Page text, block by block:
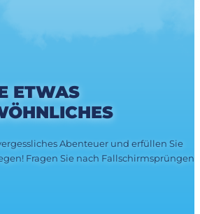
ETWAS
Abenteuer und erfüllen Sie
Fragen Sie nach Fallschirmsprüngen